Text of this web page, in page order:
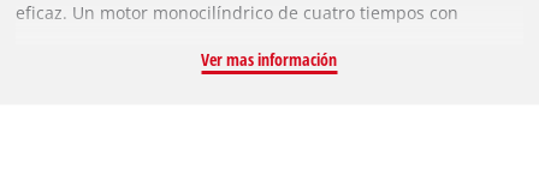
eficaz. Un motor monocilíndrico de cuatro tiempos con
rendimiento y un funcionamiento suave. Las robustas
Ver mas información